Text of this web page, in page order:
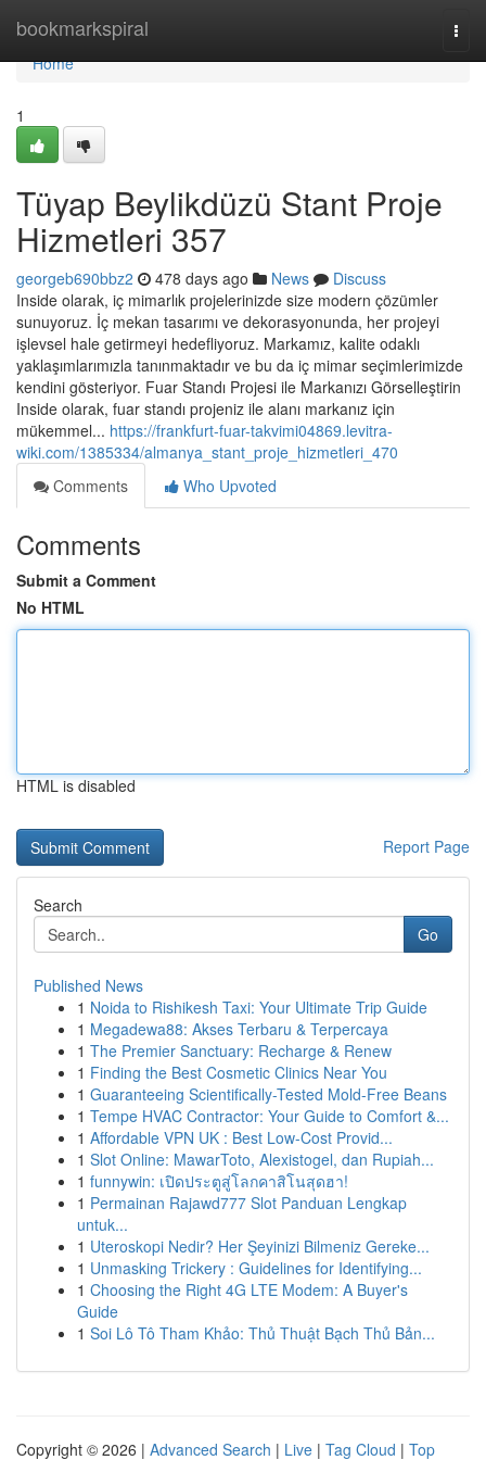
bookmarkspiral
Home
Home
1
Tüyap Beylikdüzü Stant Proje
Hizmetleri 357
georgeb690bbz2 478 days ago News
Discuss
Inside olarak, iç mimarlık projelerinizde size modern çözümler
sunuyoruz. İç mekan tasarımı ve dekorasyonunda, her projeyi
işlevsel hale getirmeyi hedefliyoruz. Markamız, kalite odaklı
yaklaşımlarımızla tanınmaktadır ve bu da iç mimar seçimlerimizde
kendini gösteriyor. Fuar Standı Projesi ile Markanızı Görselleştirin
Inside olarak, fuar standı projeniz ile alanı markanız için
mükemmel... https://frankfurt-fuar-takvimi04869.levitra-
wiki.com/1385334/almanya_stant_proje_hizmetleri_470
Comments
Who Upvoted
Comments
Submit a Comment
No HTML
HTML is disabled
Report Page
Search
Go
Published News
1 Noida to Rishikesh Taxi: Your Ultimate Trip Guide
1 Megadewa88: Akses Terbaru & Terpercaya
1 The Premier Sanctuary: Recharge & Renew
1 Finding the Best Cosmetic Clinics Near You
1 Guaranteeing Scientifically-Tested Mold-Free Beans
1 Tempe HVAC Contractor: Your Guide to Comfort &...
1 Affordable VPN UK : Best Low-Cost Provid...
1 Slot Online: MawarToto, Alexistogel, dan Rupiah...
1 funnywin: เปิดประตูสู่โลกคาสิโนสุดฮา!
1 Permainan Rajawd777 Slot Panduan Lengkap
untuk...
1 Uteroskopi Nedir? Her Şeyinizi Bilmeniz Gereke...
1 Unmasking Trickery : Guidelines for Identifying...
1 Choosing the Right 4G LTE Modem: A Buyer's
Guide
1 Soi Lô Tô Tham Khảo: Thủ Thuật Bạch Thủ Bản...
Copyright © 2026 | Advanced Search | Live | Tag Cloud | Top